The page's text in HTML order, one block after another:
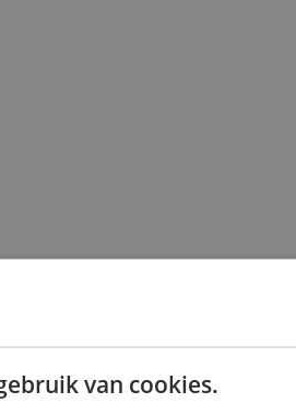
van cookies.